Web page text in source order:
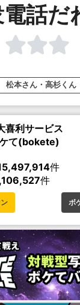
話だ
松本さん・高杉くん
喜利サービス
て(bokete)
件
件
ボ